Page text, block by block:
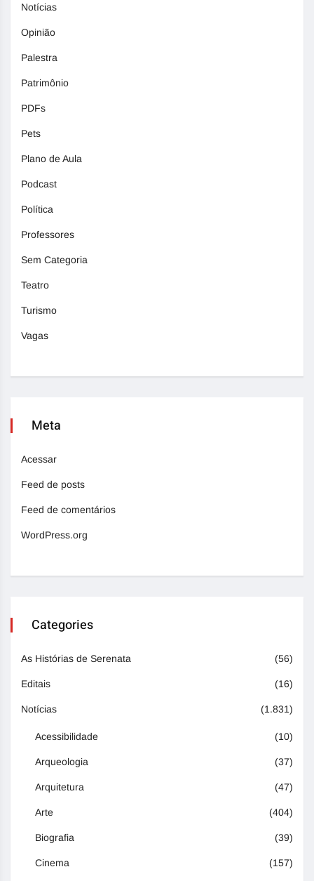
Notícias
Opinião
Palestra
Patrimônio
PDFs
Pets
Plano de Aula
Podcast
Política
Professores
Sem Categoria
Teatro
Turismo
Vagas
Meta
Acessar
Feed de posts
Feed de comentários
WordPress.org
Categories
As Histórias de Serenata (56)
Editais (16)
Notícias (1.831)
Acessibilidade (10)
Arqueologia (37)
Arquitetura (47)
Arte (404)
Biografia (39)
Cinema (157)